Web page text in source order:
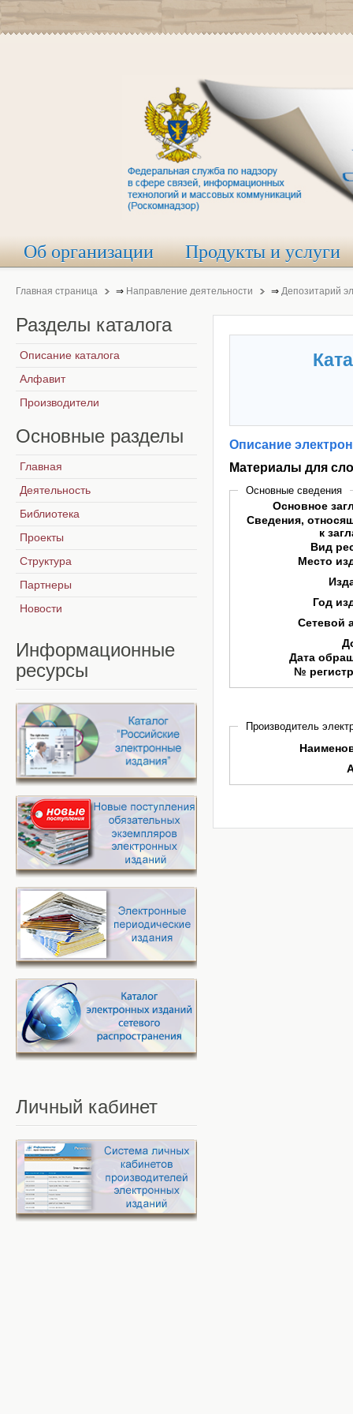
Об организации Продукты и услуги
Главная страница ⇒ Направление деятельности ⇒ Депозитарий
Описание
Материалы для
Основные сведения
Основное
Сведения,
к
Вид
Место
Год
Сетевой
Дата
№
Производитель
Разделы каталога
Описание каталога
Алфавит
Производители
Основные разделы
Главная
Деятельность
Библиотека
Проекты
Структура
Партнеры
Новости
Информационные
ресурсы
Личный кабинет